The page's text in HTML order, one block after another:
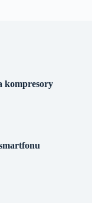
kompresory